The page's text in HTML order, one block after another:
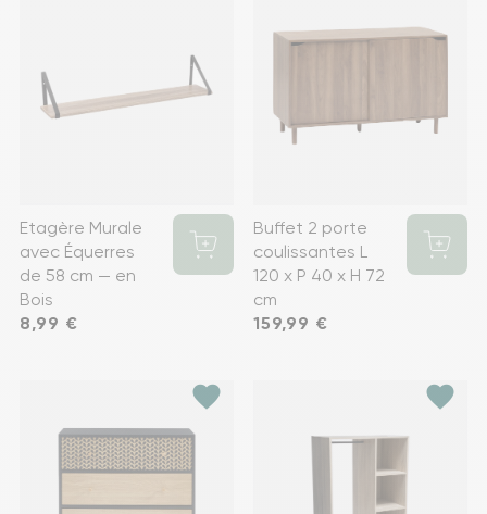
Etagère Murale
avec Équerres
de 58 cm — en
Bois
Prix
8,99 €
Buffet 2 porte
coulissantes L
120 x P 40 x H 72
cm
Prix
159,99 €
favorite favorite